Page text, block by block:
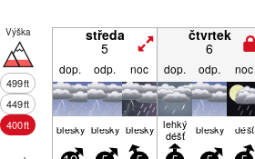
Výška
499ft
449ft
400ft
středa
5
čtvrtek
6
dop. odp. noc dop. odp. noc
blesky blesky blesky lehký
déšť blesky déšť